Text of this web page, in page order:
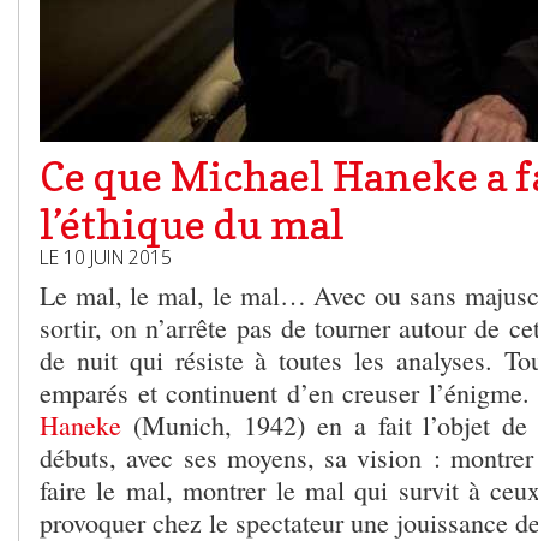
Ce que Michael Haneke a
l’éthique du mal
LE 10 JUIN 2015
Le mal, le mal, le mal… Avec ou sans
sortir, on n’arrête pas de tourner autour de
de nuit qui résiste à toutes les analyses.
emparés et continuent d’en creuser
Haneke (Munich, 1942) en a fait l’objet de
débuts, avec ses moyens, sa vision :
faire le mal, montrer le mal qui survit à
provoquer chez le spectateur une jouissance